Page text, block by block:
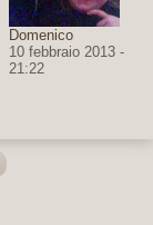
Domenico
10 febbraio 2013 -
21:22